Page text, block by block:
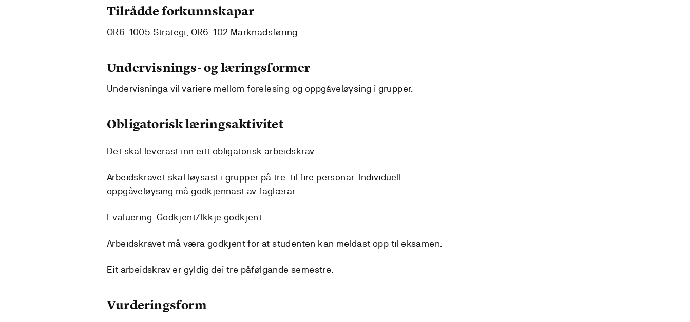
Tilrådde forkunnskapar
OR6-1005 Strategi; OR6-102 Marknadsføring.
Undervisnings- og læringsformer
Undervisninga vil variere mellom forelesing og oppgåveløysing i grupper.
Obligatorisk læringsaktivitet
Det skal leverast inn eitt obligatorisk arbeidskrav.
Arbeidskravet skal løysast i grupper på tre-til fire personar. Individuell
oppgåveløysing må godkjennast av faglærar.
Evaluering: Godkjent/Ikkje godkjent
Arbeidskravet må væra godkjent for at studenten kan meldast opp til eksamen.
Eit arbeidskrav er gyldig dei tre påfølgande semestre.
Vurderingsform